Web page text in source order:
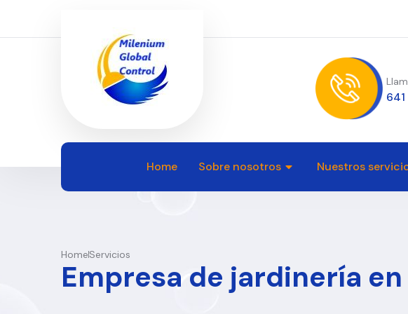
641
Home Sobre nosotros Nuestros
HomeServicios
Empresa de jardinería